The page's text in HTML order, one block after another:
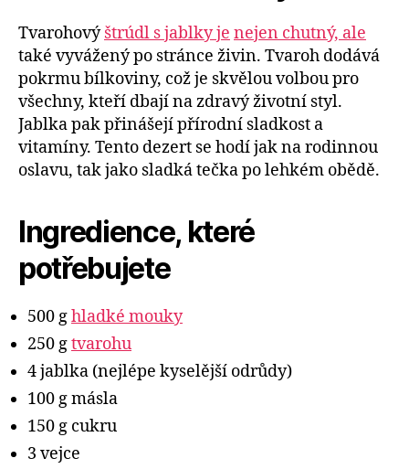
Tvarohovýštrúdl s jablky je nejen chutný, ale
také vyvážený po stránce živin. Tvaroh dodává
pokrmu bílkoviny, což je skvělou volbou pro
všechny, kteří dbají na zdravý životní styl.
Jablka pak přinášejí přírodní sladkost a
vitamíny. Tento dezert se hodí jak na rodinnou
oslavu, tak jako sladká tečka po lehkém obědě.
Ingredience, které
potřebujete
500 ghladké mouky
250 gtvarohu
4 jablka (nejlépe kyselější odrůdy)
100 g másla
150 g cukru
3 vejce